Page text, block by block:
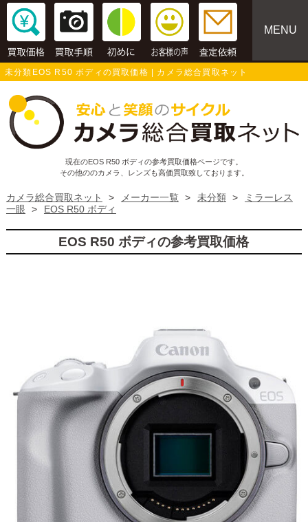
MENU
未分類EOS R50 ボディの買取価格 | カメラ総合買取ネット
現在のEOS R50 ボディの参考買取価格ページです。
その他ののカメラ、レンズも高価買取致しております。
カメラ総合買取ネット > メーカー一覧 > 未分類 >
ミラーレス
一眼
> EOS R50 ボディ
EOS R50 ボディの参考買取価格